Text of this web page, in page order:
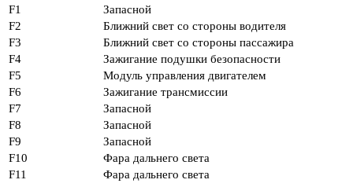
F1
Запасной
F2
Ближний свет со стороны водителя
F3
Ближний свет со стороны пассажира
F4
Зажигание подушки безопасности
F5
Модуль управления двигателем
F6
Зажигание трансмиссии
F7
Запасной
F8
Запасной
F9
Запасной
F10
Фара дальнего света
F11
Фара дальнего света